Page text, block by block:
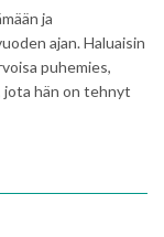
ja
ajan. Haluaisin
puhemies,
hän on tehnyt